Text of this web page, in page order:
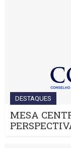
DESTAQUES
MESA